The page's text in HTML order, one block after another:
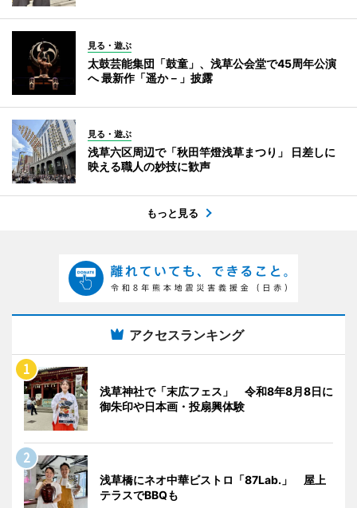
見る・遊ぶ
太鼓芸能集団「鼓童」、浅草公会堂で45周年公演
へ 最新作「遥か－」披露
見る・遊ぶ
浅草六区周辺で「秋田竿燈浅草まつり」 日差しに
映える職人の妙技に歓声
もっと見る
アクセスランキング
浅草神社で「末広フェス」 令和8年8月8日に
御朱印や日本画・投扇興体験
浅草橋にネオ中華ビストロ「87Lab.」 屋上
テラスでBBQも